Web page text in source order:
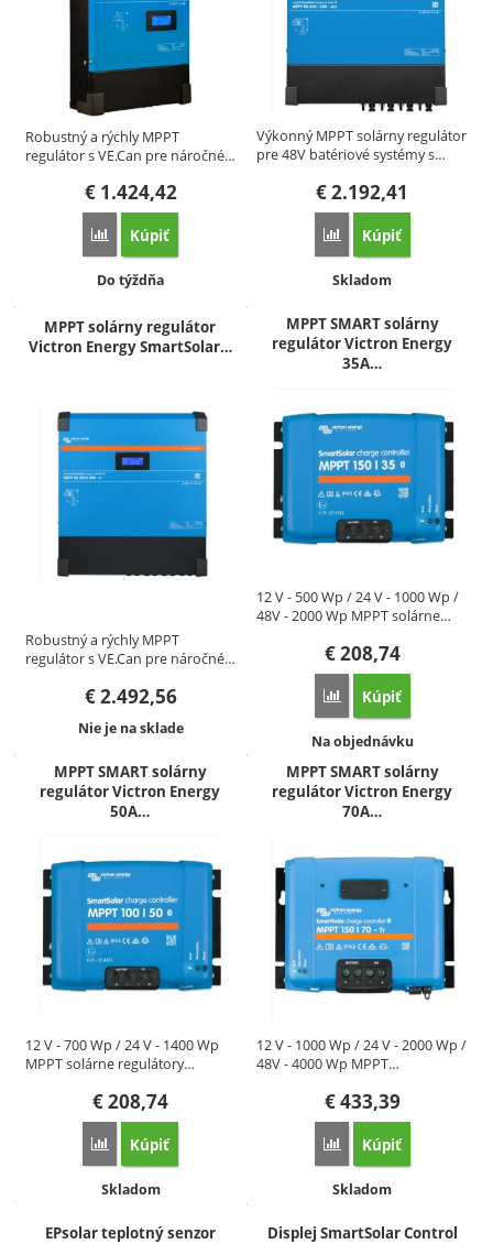
Robustný a rýchly MPPT
regulátor s VE.Can pre náročné…
€1.424,42
Porovnať
Kúpiť
Dostupnosť:
Do týždňa
Výkonný MPPT solárny regulátor
pre 48V batériové systémy s…
€2.192,41
Porovnať
Kúpiť
Dostupnosť:
Skladom
MPPT solárny regulátor
Victron Energy SmartSolar…
Robustný a rýchly MPPT
regulátor s VE.Can pre náročné…
€2.492,56
Dostupnosť:
Nie je na sklade
MPPT SMART solárny
regulátor Victron Energy
35A…
12 V - 500 Wp / 24 V - 1000 Wp /
48V - 2000 Wp MPPT solárne…
€208,74
Porovnať
Kúpiť
Dostupnosť:
Na objednávku
MPPT SMART solárny
regulátor Victron Energy
50A…
12 V - 700 Wp / 24 V - 1400 Wp
MPPT solárne regulátory…
€208,74
Porovnať
Kúpiť
Dostupnosť:
Skladom
MPPT SMART solárny
regulátor Victron Energy
70A…
12 V - 1000 Wp / 24 V - 2000 Wp /
48V - 4000 Wp MPPT…
€433,39
Porovnať
Kúpiť
Dostupnosť:
Skladom
EPsolar teplotný senzor Displej SmartSolar Control